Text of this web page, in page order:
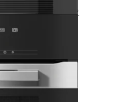
+ “HydroClean”.
etiketė